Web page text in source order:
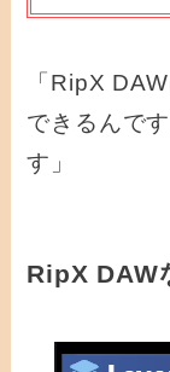
「RipX
できるんで
す」
RipX DAW